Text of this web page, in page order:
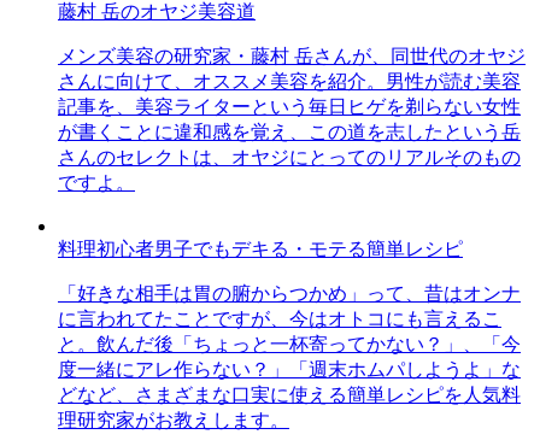
藤村 岳のオヤジ美容道
メンズ美容の研究家・藤村 岳さんが、同世代のオヤジ
さんに向けて、オススメ美容を紹介。男性が読む美容
記事を、美容ライターという毎日ヒゲを剃らない女性
が書くことに違和感を覚え、この道を志したという岳
さんのセレクトは、オヤジにとってのリアルそのもの
ですよ。
料理初心者男子でもデキる・モテる簡単レシピ
「好きな相手は胃の腑からつかめ」って、昔はオンナ
に言われてたことですが、今はオトコにも言えるこ
と。飲んだ後「ちょっと一杯寄ってかない？」、「今
度一緒にアレ作らない？」「週末ホムパしようよ」な
どなど、さまざまな口実に使える簡単レシピを人気料
理研究家がお教えします。